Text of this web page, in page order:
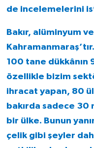
de incelemelerini
Bakır, alüminyum
100 tane dükkânın
özellikle bizim
ihracat yapan, 80
bakırda sadece 30
bir ülke. Bunun
çelik gibi şeyler